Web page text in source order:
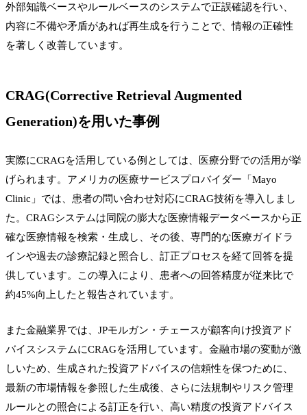
外部知識ベースやルールベースのシステムで正誤確認を行い、
内容に不備や矛盾があれば再生成を行うことで、情報の正確性
を著しく改善しています。
CRAG(Corrective Retrieval Augmented
Generation)を用いた事例
実際にCRAGを活用している例としては、医療分野での活用が挙
げられます。アメリカの医療サービスプロバイダー「Mayo
Clinic」では、患者の問い合わせ対応にCRAG技術を導入しまし
た。CRAGシステムは同院の膨大な医療情報データベースから正
確な医療情報を検索・生成し、その後、専門的な医療ガイドラ
インや過去の診療記録と照合し、訂正プロセスを経て回答を提
供しています。この導入により、患者への回答精度が従来比で
約45%向上したと報告されています。
また金融業界では、JPモルガン・チェースが顧客向け投資アド
バイスシステムにCRAGを活用しています。金融市場の変動が激
しいため、生成された投資アドバイスの信頼性を保つために、
最新の市場情報を参照した生成後、さらに法規制やリスク管理
ルールとの照合による訂正を行い、高い精度の投資アドバイス